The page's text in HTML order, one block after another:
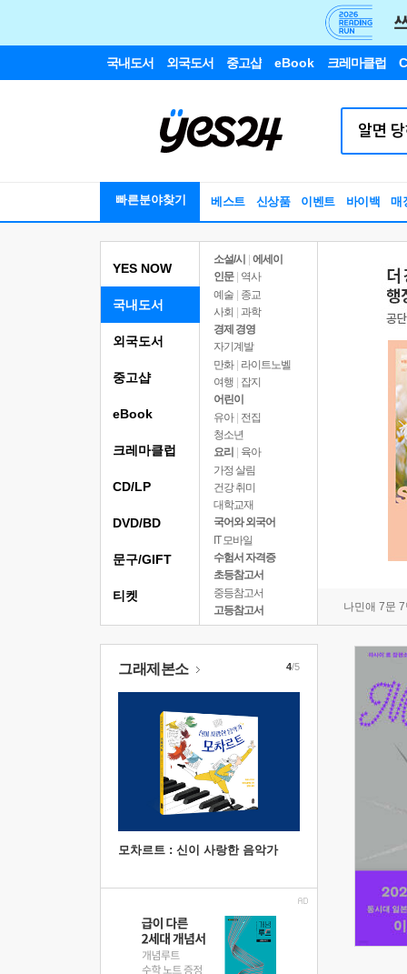
국내도서 외국도서 중고샵 eBook 크레마클럽
빠른분야찾기 베스트 신상품 이벤트 바이백 매
YES NOW
국내도서
소설/시
에세이
인문
역사
예술 | 종교
사회 | 과학
경제 경영
자기계발
만화 | 라이트노벨
여행
잡지
어린이
유아 | 전집
청소년
요리
육아
가정 살림
건강 취미
대학교재
국어와 외국어
IT 모바일
수험서 자격증
초등참고서
중등참고서
고등참고서
나민애 7문
외국도서
중고샵
eBook
크레마클럽
CD/LP
DVD/BD
문구/GIFT
티켓
그래제본소
모차르트 : 신이 사랑한 음악가
4/5